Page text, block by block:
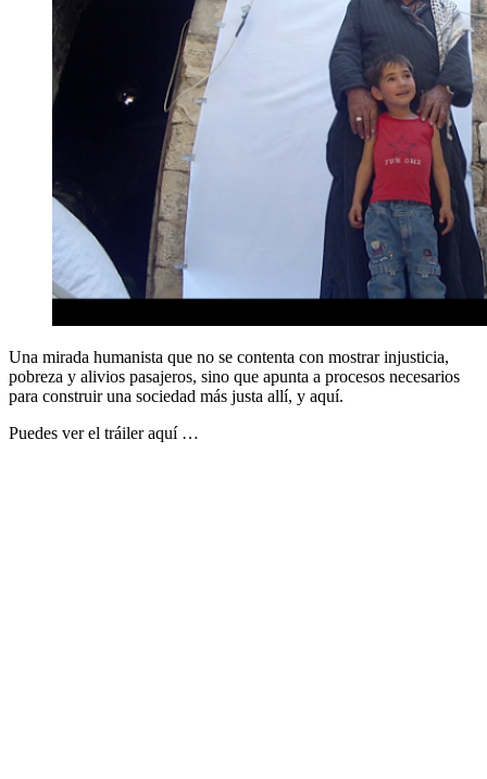
Una mirada humanista que no se contenta con mostrar injusticia,
pobreza y alivios pasajeros, sino que apunta a procesos necesarios
para construir una sociedad más justa allí, y aquí.
Puedes ver el tráiler aquí …